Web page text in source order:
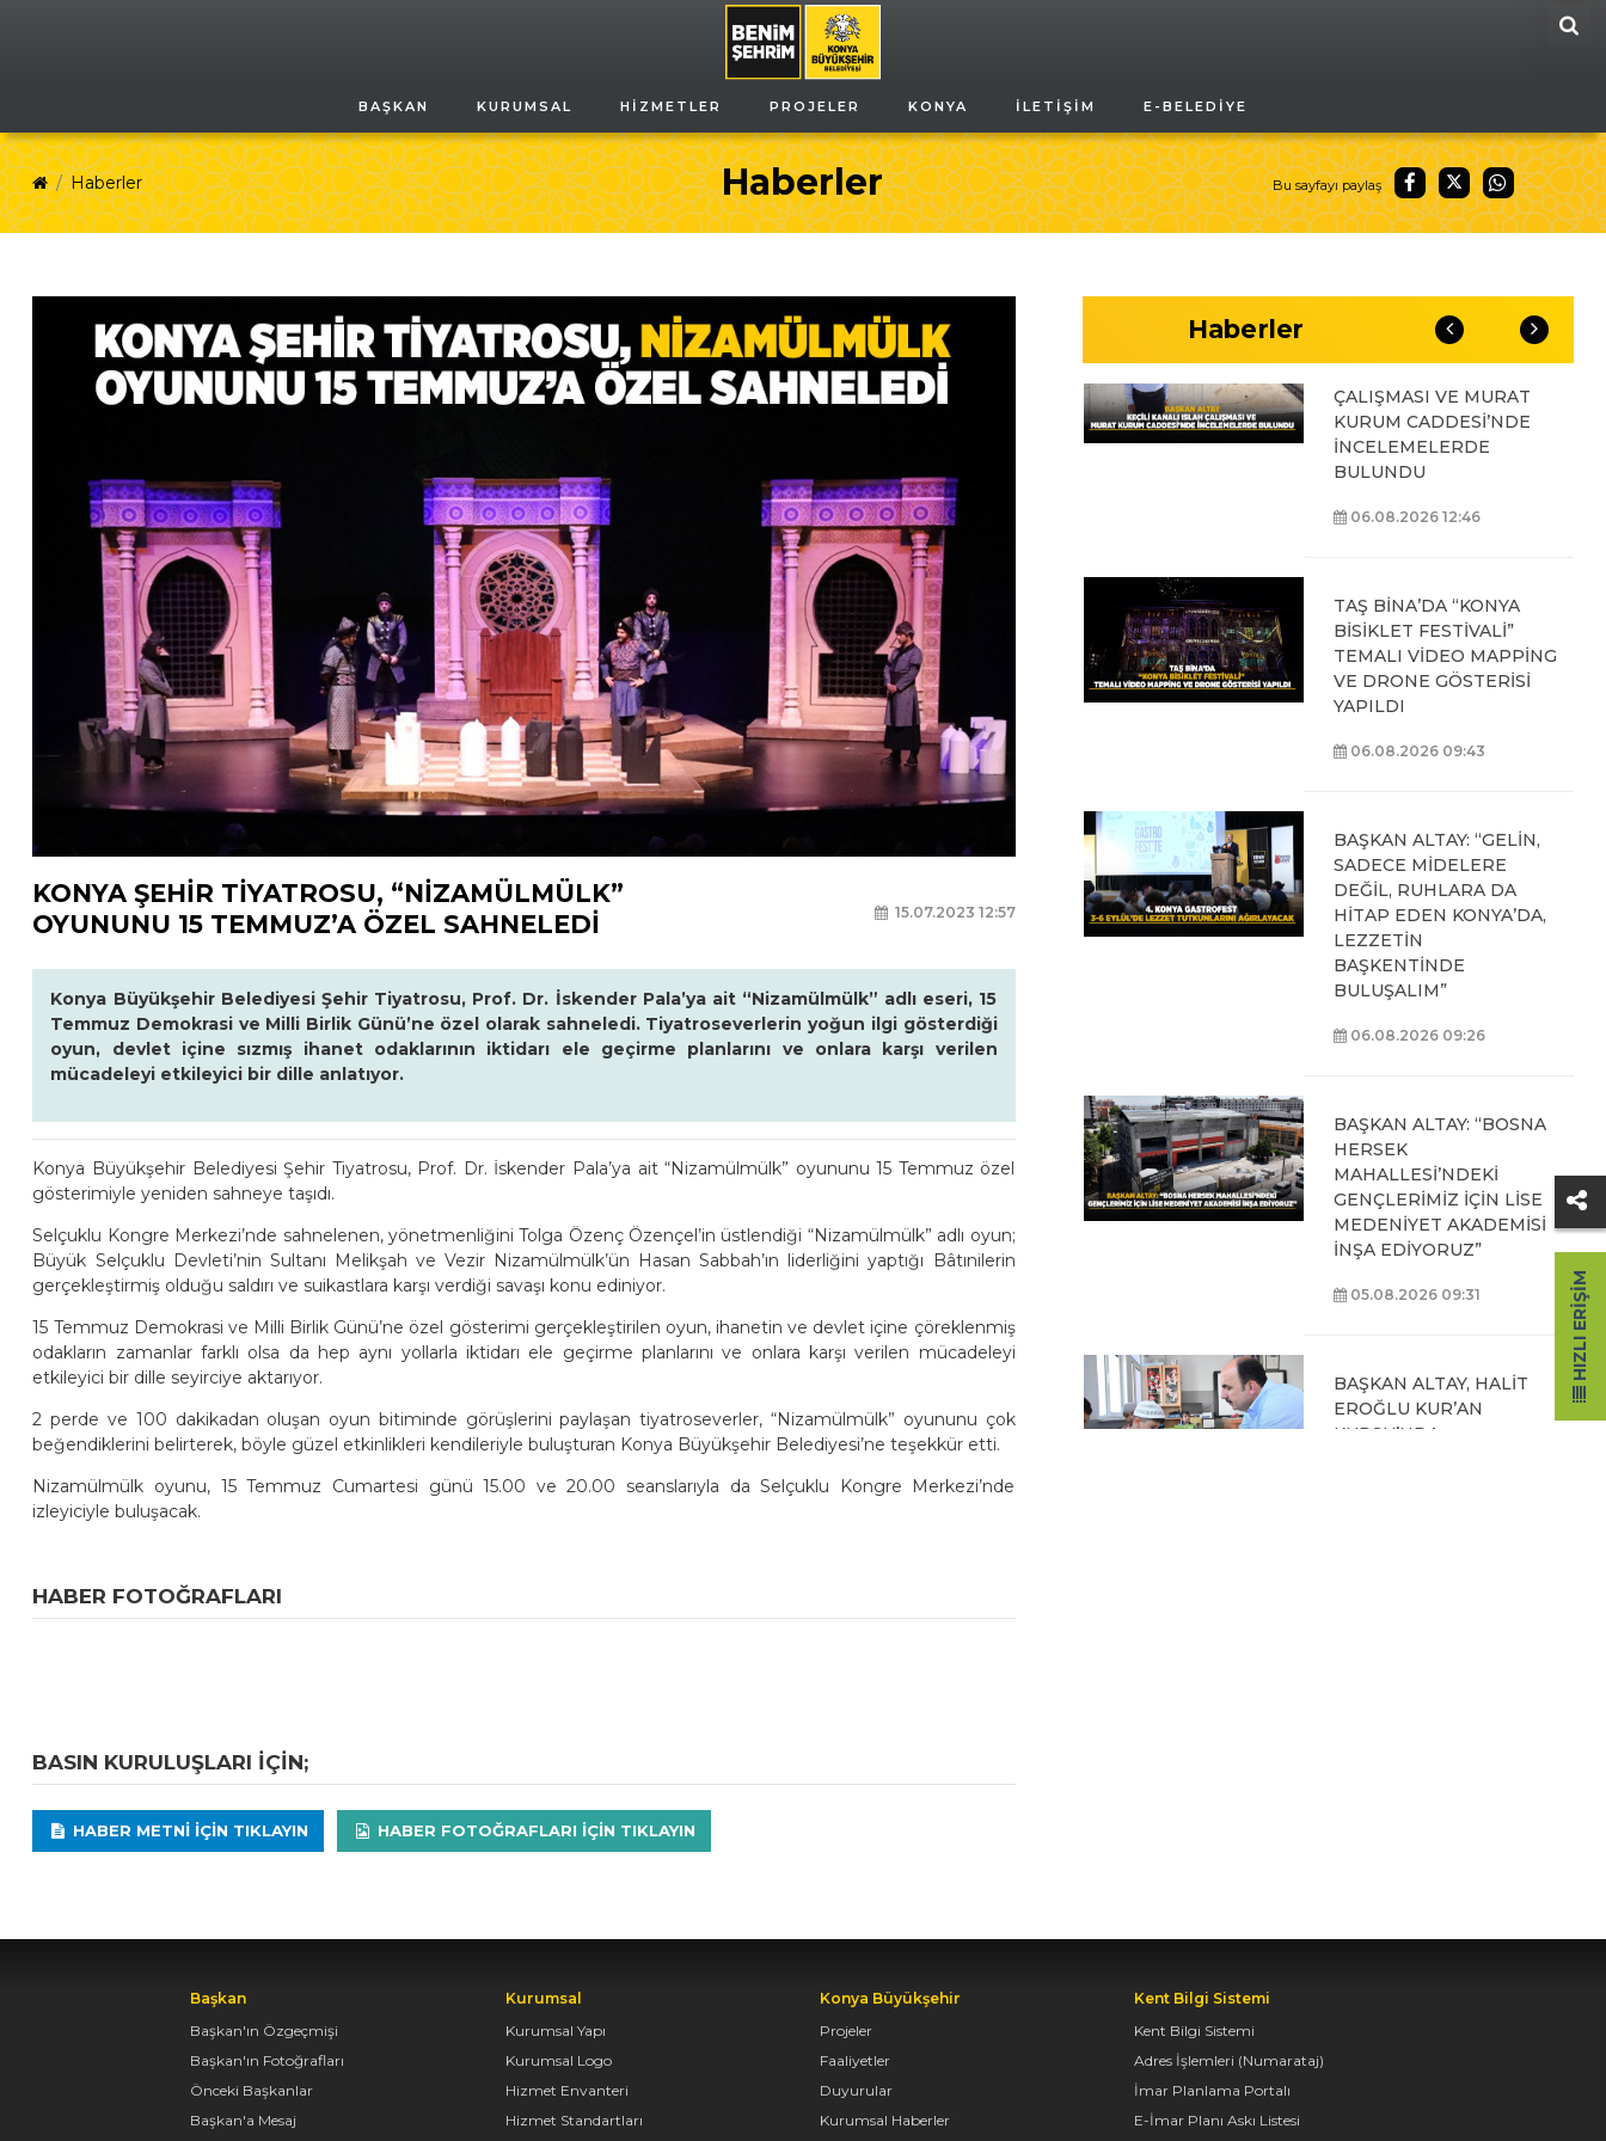
BAŞKAN KURUMSAL HIZMETLER PROJELER KONYA İLETIŞIM E-BELEDIYE
Haberler
Haberler Bu sayfayı paylaş
KONYA ŞEHİR TİYATROSU, “NİZAMÜLMÜLK”
OYUNUNU 15 TEMMUZ’A ÖZEL SAHNELEDİ
15.07.2023 12:57
Konya Büyükşehir Belediyesi Şehir Tiyatrosu, Prof. Dr. İskender Pala’ya ait “Nizamülmülk” adlı eseri, 15
Temmuz Demokrasi ve Milli Birlik Günü’ne özel olarak sahneledi. Tiyatroseverlerin yoğun ilgi gösterdiği
oyun, devlet içine sızmış ihanet odaklarının iktidarı ele geçirme planlarını ve onlara karşı verilen
mücadeleyi etkileyici bir dille anlatıyor.
Konya Büyükşehir Belediyesi Şehir Tiyatrosu, Prof. Dr. İskender Pala’ya ait “Nizamülmülk” oyununu 15 Temmuz özel
gösterimiyle yeniden sahneye taşıdı.
Selçuklu Kongre Merkezi’nde sahnelenen, yönetmenliğini Tolga Özenç Özençel’in üstlendiği “Nizamülmülk” adlı oyun;
Büyük Selçuklu Devleti’nin Sultanı Melikşah ve Vezir Nizamülmülk’ün Hasan Sabbah’ın liderliğini yaptığı Bâtınilerin
gerçekleştirmiş olduğu saldırı ve suikastlara karşı verdiği savaşı konu ediniyor.
15 Temmuz Demokrasi ve Milli Birlik Günü’ne özel gösterimi gerçekleştirilen oyun, ihanetin ve devlet içine çöreklenmiş
odakların zamanlar farklı olsa da hep aynı yollarla iktidarı ele geçirme planlarını ve onlara karşı verilen mücadeleyi
etkileyici bir dille seyirciye aktarıyor.
2 perde ve 100 dakikadan oluşan oyun bitiminde görüşlerini paylaşan tiyatroseverler, “Nizamülmülk” oyununu çok
beğendiklerini belirterek, böyle güzel etkinlikleri kendileriyle buluşturan Konya Büyükşehir Belediyesi’ne teşekkür etti.
Nizamülmülk oyunu, 15 Temmuz Cumartesi günü 15.00 ve 20.00 seanslarıyla da Selçuklu Kongre Merkezi’nde
izleyiciyle buluşacak.
HABER FOTOĞRAFLARI
BASIN KURULUŞLARI IÇIN;
HABER METNI IÇIN TIKLAYIN HABER FOTOĞRAFLARI IÇIN TIKLAYIN
Haberler
OYUNLARI’NIN FİNAL
TURUNDA
ÖĞRENCİLERİN
HEYECANINI PAYLAŞTI
BAŞKAN ALTAY, KEÇİLİ
ÇALIŞMASI VE MURAT
KURUM CADDESİ’NDE
İNCELEMELERDE
BULUNDU
06.08.2026 12:46
TAŞ BİNA’DA “KONYA
BİSİKLET FESTİVALİ”
TEMALI VİDEO MAPPİNG
VE DRONE GÖSTERİSİ
YAPILDI
06.08.2026 09:43
BAŞKAN ALTAY: “GELİN,
SADECE MİDELERE
DEĞİL, RUHLARA DA
HİTAP EDEN KONYA’DA,
LEZZETİN
BAŞKENTİNDE
BULUŞALIM”
06.08.2026 09:26
BAŞKAN ALTAY: “BOSNA
HERSEK
MAHALLESİ’NDEKİ
GENÇLERİMİZ İÇİN LİSE
MEDENİYET AKADEMİSİ
İNŞA EDİYORUZ”
05.08.2026 09:31
BAŞKAN ALTAY, HALİT
EROĞLU KUR’AN
KURSU’NDA
Başkan
Başkan'ın Özgeçmişi
Başkan'ın Fotoğrafları
Önceki Başkanlar
Başkan'a Mesaj
Kurumsal
Kurumsal Yapı
Kurumsal Logo
Hizmet Envanteri
Hizmet Standartları
Konya Büyükşehir
Projeler
Faaliyetler
Duyurular
Kurumsal Haberler
Kent Bilgi Sistemi
Kent Bilgi Sistemi
Adres İşlemleri (Numarataj)
İmar Planlama Portalı
E-İmar Planı Askı Listesi
HIZLI ERIŞIM